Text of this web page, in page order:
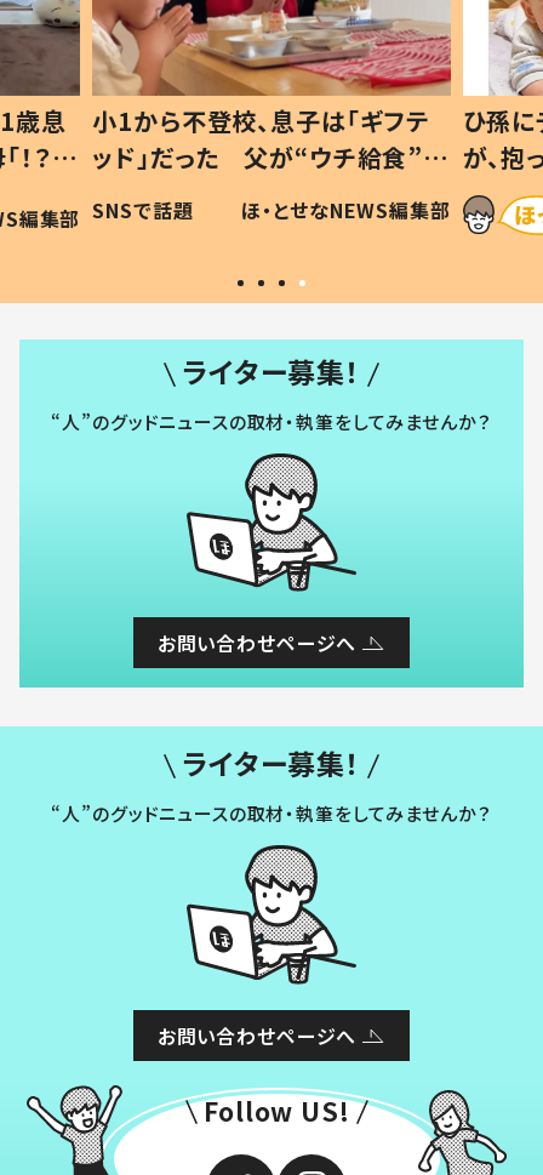
歳息
？」
編集部
小1から不登校、息子は「ギフテ
ッド」だった 父が“ウチ給食”を
作り続ける理由とは #令和の親
#令和の子
SNSで話題 ほ・とせなNEWS編集部
ひ孫
が、
「涙が
い」
ライター募集！
“人”のグッドニュースの取材・執筆をしてみませんか？
お問い合わせページへ
ライター募集！
“人”のグッドニュースの取材・執筆をしてみませんか？
お問い合わせページへ
Follow US!